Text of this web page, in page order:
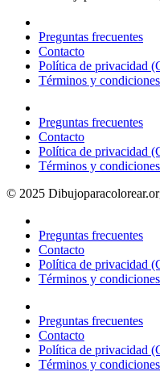
Preguntas frecuentes
Contacto
Política de privacidad
Términos y condiciones
Preguntas frecuentes
Contacto
Política de privacidad
Términos y condiciones
© 2025
Preguntas frecuentes
Contacto
Política de privacidad
Términos y condiciones
Preguntas frecuentes
Contacto
Política de privacidad
Términos y condiciones